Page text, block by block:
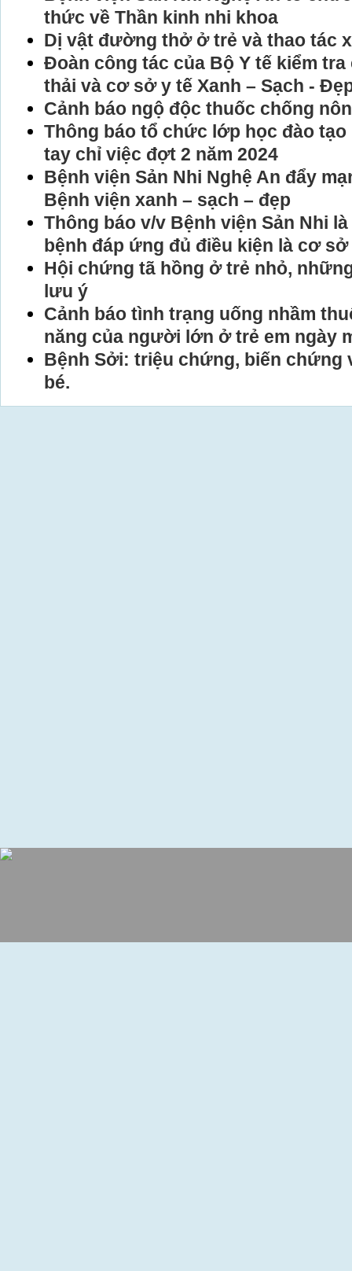
thức về Thần kinh nhi khoa
Dị vật đường thở ở trẻ và thao tác
Đoàn công tác của Bộ Y tế kiểm
thải và cơ sở y tế Xanh – Sạch -
Cảnh báo ngộ độc thuốc chống
Thông báo tổ chức lớp học đào tạo
tay chỉ việc đợt 2 năm 2024
Bệnh viện Sản Nhi Nghệ An đẩy
Bệnh viện xanh – sạch – đẹp
Thông báo v/v Bệnh viện Sản Nhi
bệnh đáp ứng đủ điều kiện là cơ
Hội chứng tã hồng ở trẻ nhỏ,
lưu ý
Cảnh báo tình trạng uống nhầm
năng của người lớn ở trẻ em ngày
Bệnh Sởi: triệu chứng, biến chứng
bé.